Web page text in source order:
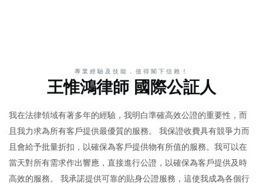
專業經驗及技能，值得閣下信賴！
王惟鴻律師 國際公証人
我在法律領域有著多年的經驗，我明白準確高效公證的重要性，而
且我力求為所有客戶提供最優質的服務。 我保證收費具有競爭力而
且會給予批量折扣，以確保為客戶提供物有所值的服務。我可以在
當天對所有需求作出響應，直接進行公證，以確保為客戶提供及時
高效的服務。 我承諾提供可靠的貼身公證服務，這使我成為各個行